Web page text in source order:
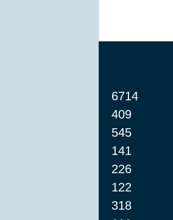
6714
409
545
141
226
122
318